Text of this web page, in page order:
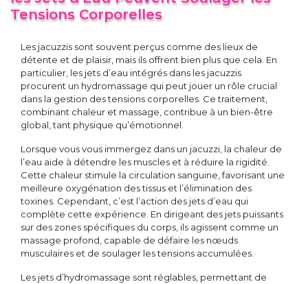
Tensions Corporelles
Les jacuzzis sont souvent perçus comme des lieux de
détente et de plaisir, mais ils offrent bien plus que cela. En
particulier, les jets d’eau intégrés dans les jacuzzis
procurent un hydromassage qui peut jouer un rôle crucial
dans la gestion des tensions corporelles. Ce traitement,
combinant chaleur et massage, contribue à un bien-être
global, tant physique qu’émotionnel.
Lorsque vous vous immergez dans un jacuzzi, la chaleur de
l’eau aide à détendre les muscles et à réduire la rigidité.
Cette chaleur stimule la circulation sanguine, favorisant une
meilleure oxygénation des tissus et l’élimination des
toxines. Cependant, c’est l’action des jets d’eau qui
complète cette expérience. En dirigeant des jets puissants
sur des zones spécifiques du corps, ils agissent comme un
massage profond, capable de défaire les nœuds
musculaires et de soulager les tensions accumulées.
Les jets d’hydromassage sont réglables, permettant de